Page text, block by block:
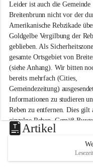
i
t
e
n
b
r
u
n
n
a
m
N
e
u
s
d
Leider ist auch die Gemeinde
Breitenbrunn nicht vor der
Amerikanische Rebzikade
Goldgelbe Vergilbung der
geblieben. Als
gesamte Ortsgebiet von
(siehe Anhang). Wir bitten
bereits mehrfach (Cities,
Gemeindezeitung)
Informationen zu studieren
Reben zu entfernen. Dies gilt
einzelne Reben. Gemäß
Weinbaugesetz sind nicht
unzulässige Weingärten zu
helfen wir zusammen um
vor den prognostizierten
Artikel